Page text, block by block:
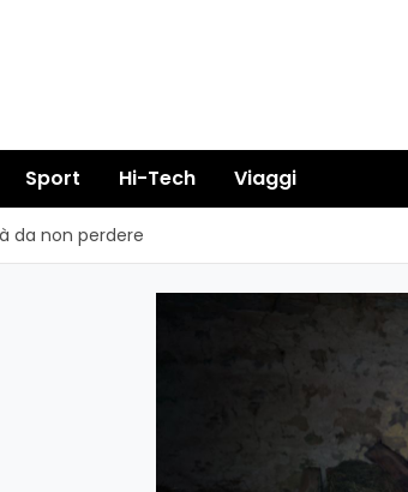
Sport Hi-Tech Viaggi
da non perdere